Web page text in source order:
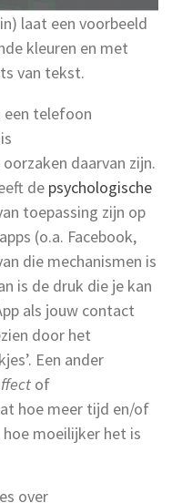
laat een voorbeeld
kleuren en met
van tekst.
een telefoon
daarvan zijn.
de psychologische
toepassing zijn op
(o.a. Facebook,
die mechanismen is
is de druk die je kan
als jouw contact
door het
Een ander
of
hoe meer tijd en/of
moeilijker het is
over